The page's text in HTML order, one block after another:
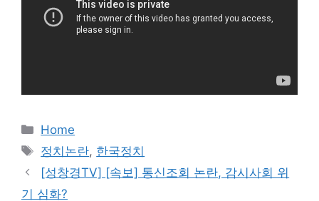
카
테
리
Home
태
그
정치논란, 한국정치
[성창경TV] [속보] 통신조회 논란, 감시사회 위
기 심화?